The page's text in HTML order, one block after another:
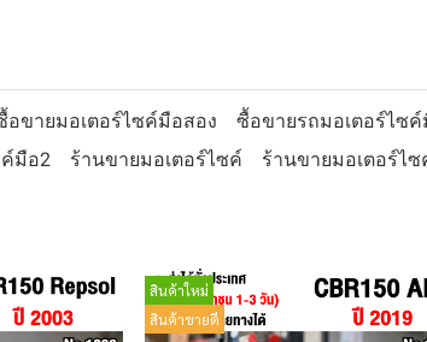
อขายมอเตอร์ไซค์มือสอง ซื้อขายรถมอเตอร์ไซค์
มือ2 ร้านขายมอเตอร์ไซค์ ร้านขายมอเตอร์ไ
สินค้าใหม่
สินค้าขายดี